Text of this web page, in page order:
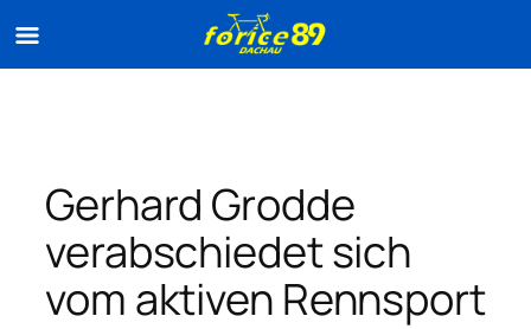
Gerhard Grodde
verabschiedet sich
vom aktiven Rennsport